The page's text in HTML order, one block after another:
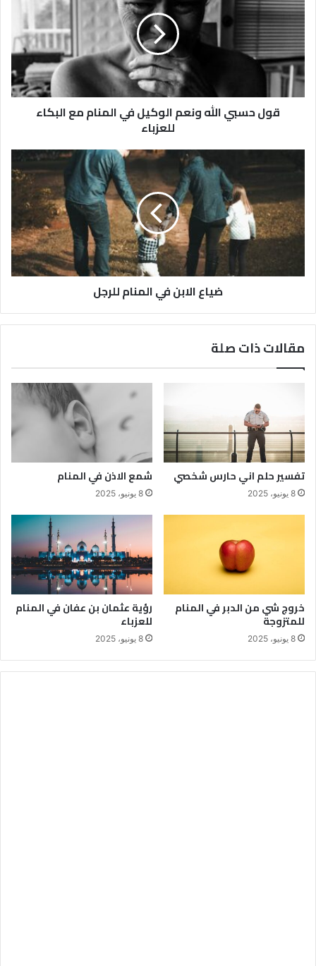
قول حسبي الله ونعم الوكيل في المنام مع البكاء
للعزباء
ضياع الابن في المنام للرجل
مقالات ذات صلة
تفسير حلم اني حارس شخصي
8 يونيو، 2025
شمع الاذن في المنام
8 يونيو، 2025
خروج شي من الدبر في المنام
للمتزوجة
8 يونيو، 2025
رؤية عثمان بن عفان في المنام
للعزباء
8 يونيو، 2025